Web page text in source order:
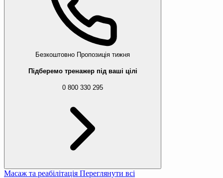
Безкоштовно Пропозиція тижня
Підберемо тренажер під ваші цілі
0 800 330 295
Масаж та реабілітація Переглянути всі